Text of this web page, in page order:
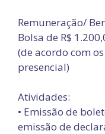
Remuneração/
Bolsa de R$
(de acordo com
presencial)
Atividades:
• Emissão de
emissão de